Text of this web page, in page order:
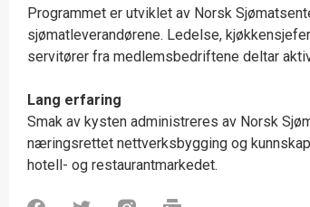
Programmet er utviklet av Norsk
sjømatleverandørene. Ledelse,
servitører fra medlemsbedriftene deltar
Lang erfaring
Smak av kysten administreres av Norsk
næringsrettet nettverksbygging og
hotell- og restaurantmarkedet.